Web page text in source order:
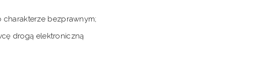
charakterze bezprawnym;
drogą elektroniczną